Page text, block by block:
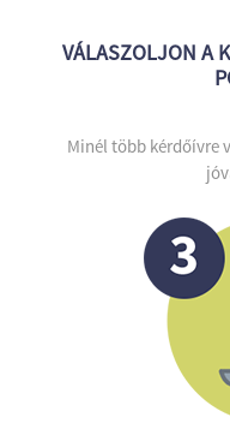
VÁLASZOLJON A
Minél több kérdőívre